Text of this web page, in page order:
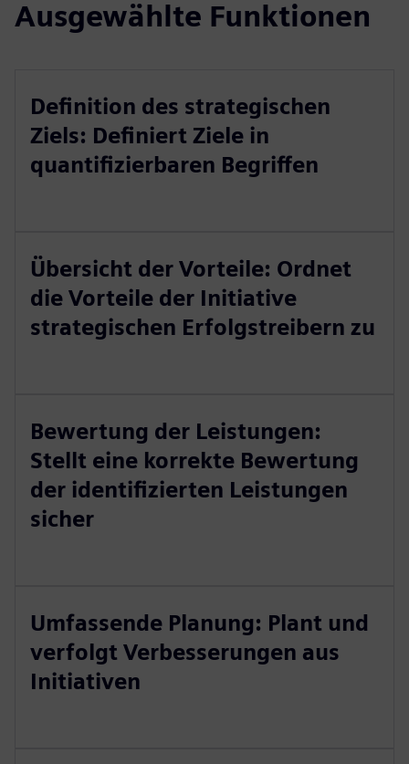
Ausgewählte Funktionen
Definition des strategischen
Ziels: Definiert Ziele in
quantifizierbaren Begriffen
Übersicht der Vorteile: Ordnet
die Vorteile der Initiative
strategischen Erfolgstreibern zu
Bewertung der Leistungen:
Stellt eine korrekte Bewertung
der identifizierten Leistungen
sicher
Umfassende Planung: Plant und
verfolgt Verbesserungen aus
Initiativen